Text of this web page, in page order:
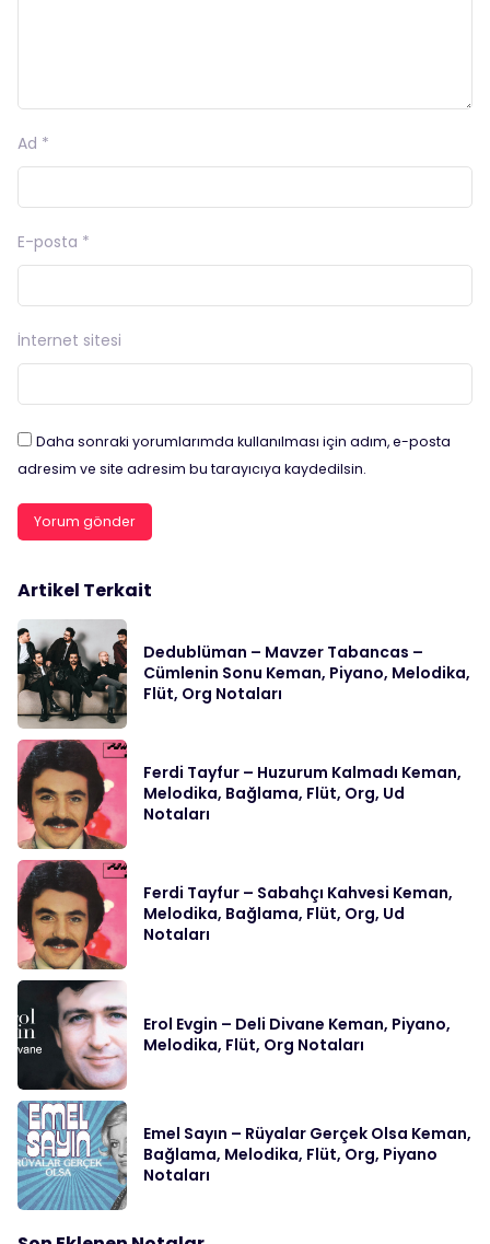
Ad *
E-posta *
İnternet sitesi
Daha sonraki yorumlarımda kullanılması için adım, e-posta
adresim ve site adresim bu tarayıcıya kaydedilsin.
Artikel Terkait
Dedublüman – Mavzer Tabancas –
Cümlenin Sonu Keman, Piyano, Melodika,
Flüt, Org Notaları
Ferdi Tayfur – Huzurum Kalmadı Keman,
Melodika, Bağlama, Flüt, Org, Ud
Notaları
Ferdi Tayfur – Sabahçı Kahvesi Keman,
Melodika, Bağlama, Flüt, Org, Ud
Notaları
Erol Evgin – Deli Divane Keman, Piyano,
Melodika, Flüt, Org Notaları
Emel Sayın – Rüyalar Gerçek Olsa Keman,
Bağlama, Melodika, Flüt, Org, Piyano
Notaları